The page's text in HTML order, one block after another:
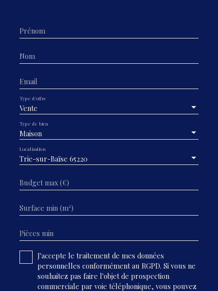
Prénom
Nom
Email
Vente
Type d'offre
Maison
Type de bien
Trie-sur-Baïse 65220
Localisation
Budget max (€)
Surface min (m²)
Pièces min
J'accepte le traitement de mes données
personnelles conformément au RGPD. Si vous ne
souhaitez pas faire l'objet de prospection
commerciale par voie téléphonique, vous pouvez